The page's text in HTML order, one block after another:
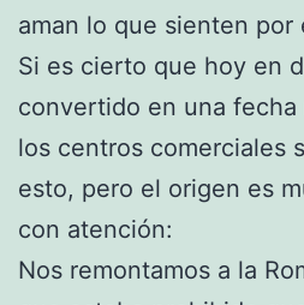
aman lo que sienten por
Si es cierto que hoy en
convertido en una
los centros comerciales
esto, pero el origen es
con atención:
Nos remontamos a la